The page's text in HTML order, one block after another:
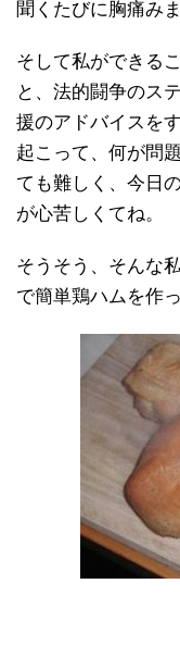
聞くたびに胸痛みま
そして私ができる
と、法的闘争のス
援のアドバイスを
起こって、何が問
ても難しく、今日
が心苦しくてね。
そうそう、そんな
で簡単鶏ハムを作